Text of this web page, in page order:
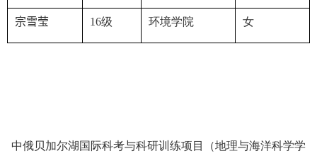
宗雪莹 16级 环境学院 女
中俄贝加尔湖国际科考与科研训练项目（地理与海洋科学学